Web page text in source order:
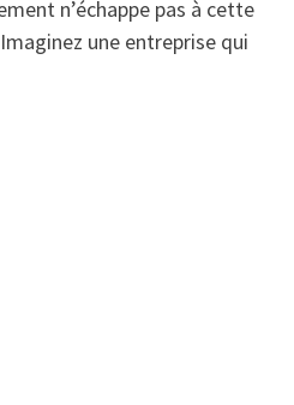
n’échappe pas à cette
une entreprise qui